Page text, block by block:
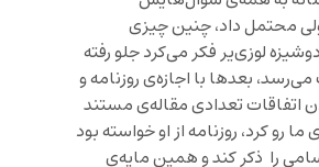
محتمل داد، چنین چیزی
لوزی‌یر فکر می‌کرد جلو رفته
بعدها با اجازه‌ی روزنامه و
اتفاقات تعدادی مقاله‌ی مستند
ما رو کرد، روزنامه از او خواسته بود
را ذکر کند و همین مایه‌ی